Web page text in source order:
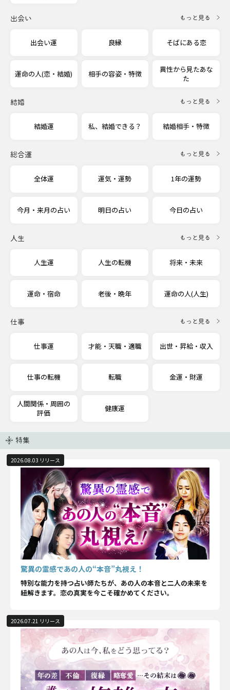
出会い もっと見る
出会い運 良縁 そばにある恋
運命の人(恋・結婚) 相手の容姿・特徴
異性から見たあな
た
結婚 もっと見る
結婚運 私、結婚できる？ 結婚相手・特徴
総合運 もっと見る
全体運 運気・運勢 1年の運勢
今月・来月の占い 明日の占い 今日の占い
人生 もっと見る
人生運 人生の転機 将来・未来
運命・宿命 老後・晩年 運命の人(人生)
仕事 もっと見る
仕事運 才能・天職・適職 出世・昇給・収入
仕事の転機 転職 金運・財運
人間関係・周囲の
評価
健康運
特集
2026.08.03 リリース
驚異の霊感であの人の“本音”丸視え！
特別な能力を持つ占い師たちが、あの人の本音と二人の未来を
紐解きます。恋の真実を今こそ確かめてください。
2026.07.21 リリース